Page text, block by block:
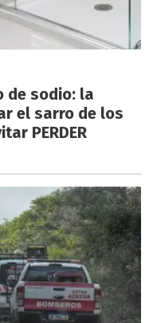
de sodio: la
el sarro de los
PERDER